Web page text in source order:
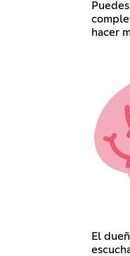
hacer
El